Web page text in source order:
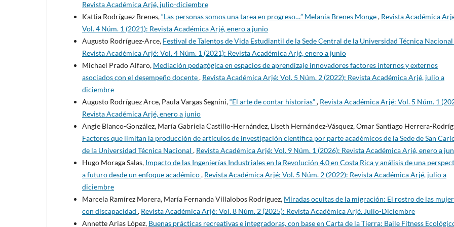
Revista Académica Arjé, julio-diciembre
Kattia Rodríguez Brenes,“Las personas somos una tarea en progreso…” Melania Brenes Monge, Revista Académica
Vol. 4 Núm. 1 (2021): Revista Académica Arjé, enero a junio
Augusto Rodríguez-Arce, Festival de Talentos de Vida Estudiantil de la Sede Central de la Universidad Técnica Nacional
Revista Académica Arjé: Vol. 4 Núm. 1 (2021): Revista Académica Arjé, enero a junio
Michael Prado Alfaro, Mediación pedagógica en espacios de aprendizaje innovadores factores internos y externos
asociados con el desempeño docente, Revista Académica Arjé: Vol. 5 Núm. 2 (2022): Revista Académica Arjé, julio a
diciembre
Augusto Rodríguez Arce, Paula Vargas Segnini,“El arte de contar historias”, Revista Académica Arjé: Vol. 5 Núm. 1
Revista Académica Arjé, enero a junio
Angie Blanco-González, María Gabriela Castillo-Hernández, Liseth Hernández-Vásquez, Omar Santiago Herrera-
Factores que limitan la producción de artículos de investigación científica por parte académicos de la Sede de San
de la Universidad Técnica Nacional , Revista Académica Arjé: Vol. 9 Núm. 1 (2026): Revista Académica Arjé, enero a
Hugo Moraga Salas, Impacto de las Ingenierías Industriales en la Revolución 4.0 en Costa Rica y análisis de una
a futuro desde un enfoque académico, Revista Académica Arjé: Vol. 5 Núm. 2 (2022): Revista Académica Arjé, julio a
diciembre
Marcela Ramírez Morera, María Fernanda Villalobos Rodríguez, Miradas ocultas de la migración: El rostro de las
con discapacidad , Revista Académica Arjé: Vol. 8 Núm. 2 (2025): Revista Académica Arjé. Julio-Diciembre
Annette Arias López, Buenas prácticas recreativas e integradoras, con base en Carta de la Tierra: Baile Fitness